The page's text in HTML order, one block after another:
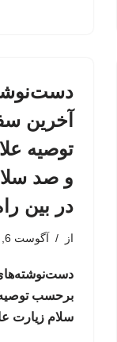
آخرین
توصیه
و صد
در بین
از آگوست 6, 2026
دست‌نوشته‌های
برحسب
سلام زیارت